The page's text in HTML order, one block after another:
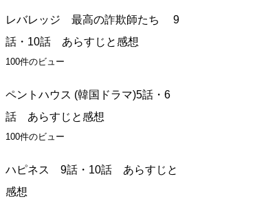
レバレッジ 最高の詐欺師たち 9
話・10話 あらすじと感想
100件のビュー
ペントハウス (韓国ドラマ)5話・6
話 あらすじと感想
100件のビュー
ハピネス 9話・10話 あらすじと
感想